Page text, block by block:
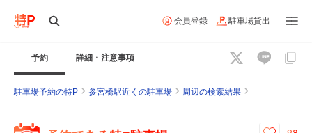
会員登録 駐車場貸出
予約 詳細・注意事項
駐車場予約の特P 参宮橋駅近くの駐車場 周辺の検索結果